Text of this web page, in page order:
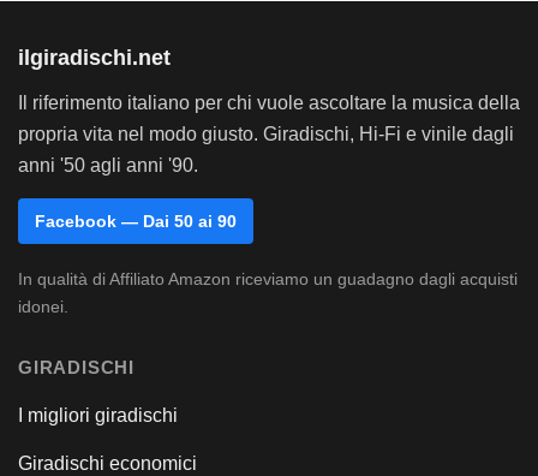
ilgiradischi.net
Il riferimento italiano per chi vuole ascoltare la musica della
propria vita nel modo giusto. Giradischi, Hi-Fi e vinile dagli
anni '50 agli anni '90.
Facebook — Dai 50 ai 90
In qualità di Affiliato Amazon riceviamo un guadagno dagli acquisti
idonei.
GIRADISCHI
I migliori giradischi
Giradischi economici